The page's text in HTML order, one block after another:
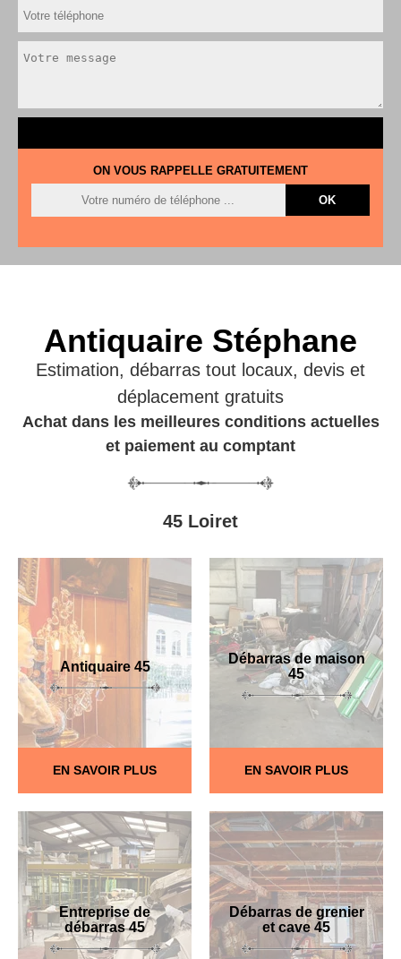
ON VOUS RAPPELLE GRATUITEMENT
Antiquaire Stéphane
Estimation, débarras tout locaux, devis et
déplacement gratuits
Achat dans les meilleures conditions actuelles
et paiement au comptant
45 Loiret
Antiquaire 45
EN SAVOIR PLUS
Débarras de maison
45
EN SAVOIR PLUS
Entreprise de
débarras 45
Débarras de grenier
et cave 45